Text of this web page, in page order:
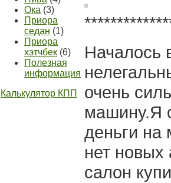
Ока (3)
Приора
седан (1)
Приора
хэтчбек (6)
Полезная
информация
Калькулятор КПП
Началось
очень
машину.Я
деньги на
нет
салон